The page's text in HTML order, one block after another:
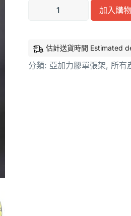
加入購
估計送貨時間 Estimated
分類: 亞加力膠單張架, 所有